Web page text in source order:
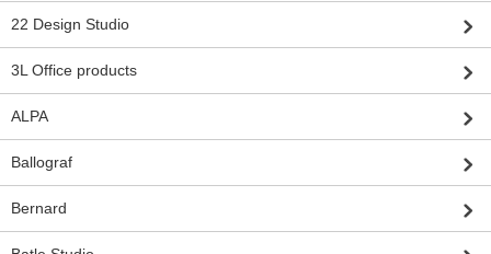
22 Design Studio
3L Office products
ALPA
Ballograf
Bernard